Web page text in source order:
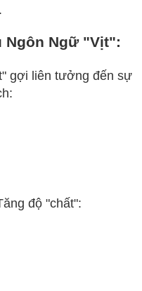
.
Ngôn Ngữ "Vịt":
gợi liên tưởng đến sự
độ "chất":